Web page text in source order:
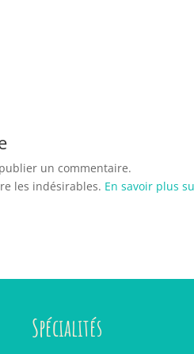
un commentaire.
les indésirables. En savoir plus
Spécialités